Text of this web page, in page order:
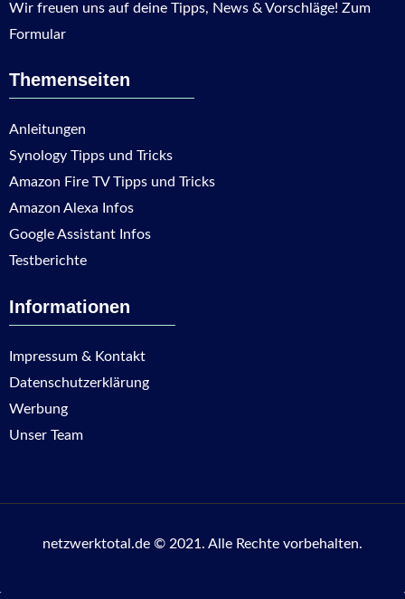
Wir freuen uns auf deine Tipps, News & Vorschläge! Zum
Formular
Themenseiten
Anleitungen
Synology Tipps und Tricks
Amazon Fire TV Tipps und Tricks
Amazon Alexa Infos
Google Assistant Infos
Testberichte
Informationen
Impressum & Kontakt
Datenschutzerklärung
Werbung
Unser Team
netzwerktotal.de © 2021. Alle Rechte vorbehalten.